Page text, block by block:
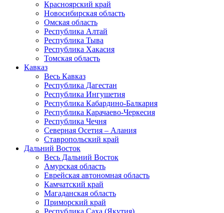
Красноярский край
Новосибирская область
Омская область
Республика Алтай
Республика Тыва
Республика Хакасия
Томская область
Кавказ
Весь Кавказ
Республика Дагестан
Республика Ингушетия
Республика Кабардино-Балкария
Республика Карачаево-Черкесия
Республика Чечня
Северная Осетия – Алания
Ставропольский край
Дальний Восток
Весь Дальний Восток
Амурская область
Еврейская автономная область
Камчатский край
Магаданская область
Приморский край
Республика Саха (Якутия)